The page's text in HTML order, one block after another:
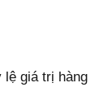
lệ giá trị hàng